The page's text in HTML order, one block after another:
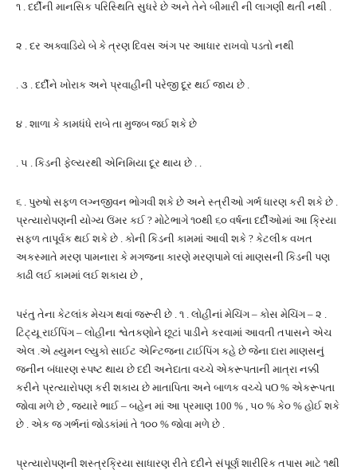
૧ . દર્દીની માનસિક પરિસ્થિતિ સુધરે છે અને તેને બીમારી ની લાગણી થતી નથી .
૨ . દર અક્વાડિયે બે કે ત્રણ દિવસ અંગ પર આધાર રાખવો પડતો નથી
. ૩ . દર્દીને ખોરાક અને પ્રવાહીની પરેજી દૂર થઈ જાય છે .
૪ . શાળા કે કામધંધે રાબે તા મુજબ જઈ શકે છે
. ૫ . કિડની ફેલ્યરથી એનિમિયા દૂર થાય છે . .
૬ . પુરુષો સફળ લગ્નજીવન ભોગવી શકે છે અને સ્ત્રીઓ ગર્ભ ધારણ કરી શકે છે .
પ્રત્યારોપણની યોગ્ય ઉંમર કઈ ? મોટેભાગે ૧૦થી ૬૦ વર્ષના દર્દીઓમાં આ ક્રિયા
સફળ તાપૂર્વક થઈ શકે છે . કોની કિડની કામમાં આવી શકે ? કેટલીક વખત
અકસ્માતે મરણ પામનારા કે મગજના કારણે મરણપામે લાં માણસની કિડની પણ
કાઢી લઈ કામમાં લઈ શકાય છે ,
પરંતુ તેના કેટલાંક મેચગ થવાં જરૂરી છે . ૧ . લોહીનાં મેચિંગ – કોસ મેચિંગ – ૨ .
ટિટ્યૂ રાઈપિંગ – લોહીના શ્વેતકણોને છૂટાં પાડીને કરવામાં આવતી તપાસને એચ
એલ .એ હ્યુમન લ્યુકો સાઈટ એન્ટિજના ટાઈપિંગ કહે છે જેના દારા માણસનું
જનીન બંધારણ સ્પષ્ટ થાય છે દદી અનેદાતા વચ્ચે એકરૂપતાની માત્રા નક્કી
કરીને પ્રત્યારોપણ કરી શકાય છે માતાપિતા અને બાળક વચ્ચે પO % એકરૂપતા
જોવા મળે છે , જ્યારે ભાઈ – બહેન માં આ પ્રમાણ 100 % , ૫૦ % કે૦ % હોઈ શકે
છે . એક જ ગર્ભનાં જોડકાંમાં તે ૧૦૦ % જોવા મળે છે .
પ્રત્યારોપણની શસ્ત્રક્રિયા સાધારણ રીતે દદીને સંપૂર્ણ શારીરિક તપાસ માટે ૧થી